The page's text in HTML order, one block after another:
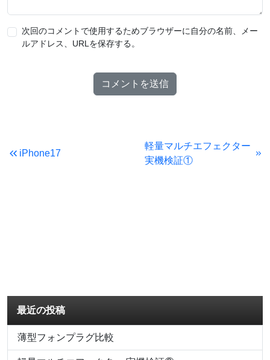
次回のコメントで使用するためブラウザーに自分の名前、メー
ルアドレス、URLを保存する。
iPhone17
軽量マルチエフェクター
実機検証①
最近の投稿
薄型フォンプラグ比較